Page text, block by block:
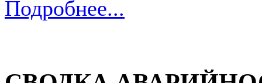
Подробнее...